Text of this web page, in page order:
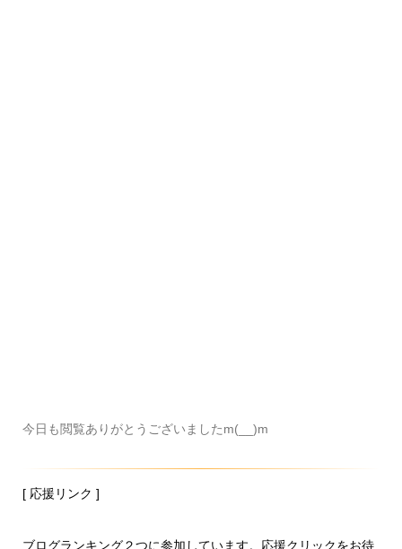
今日も閲覧ありがとうございましたm(__)m
[ 応援リンク ]
ブログランキング２つに参加しています。応援クリックをお待